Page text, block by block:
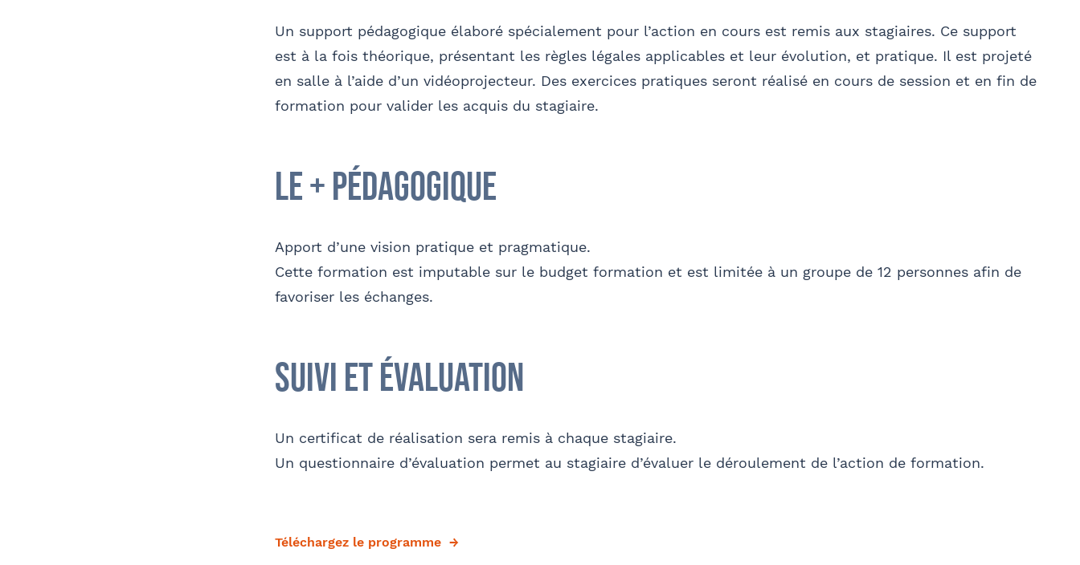
Un support pédagogique élaboré spécialement pour l’action en cours est remis aux stagiaires. Ce support
est à la fois théorique, présentant les règles légales applicables et leur évolution, et pratique. Il est projeté
en salle à l’aide d’un vidéoprojecteur. Des exercices pratiques seront réalisé en cours de session et en fin de
formation pour valider les acquis du stagiaire.
le + pédagogique
Apport d’une vision pratique et pragmatique.
Cette formation est imputable sur le budget formation et est limitée à un groupe de 12 personnes afin de
favoriser les échanges.
suivi et évaluation
Un certificat de réalisation sera remis à chaque stagiaire.
Un questionnaire d’évaluation permet au stagiaire d’évaluer le déroulement de l’action de formation.
Téléchargez le programme